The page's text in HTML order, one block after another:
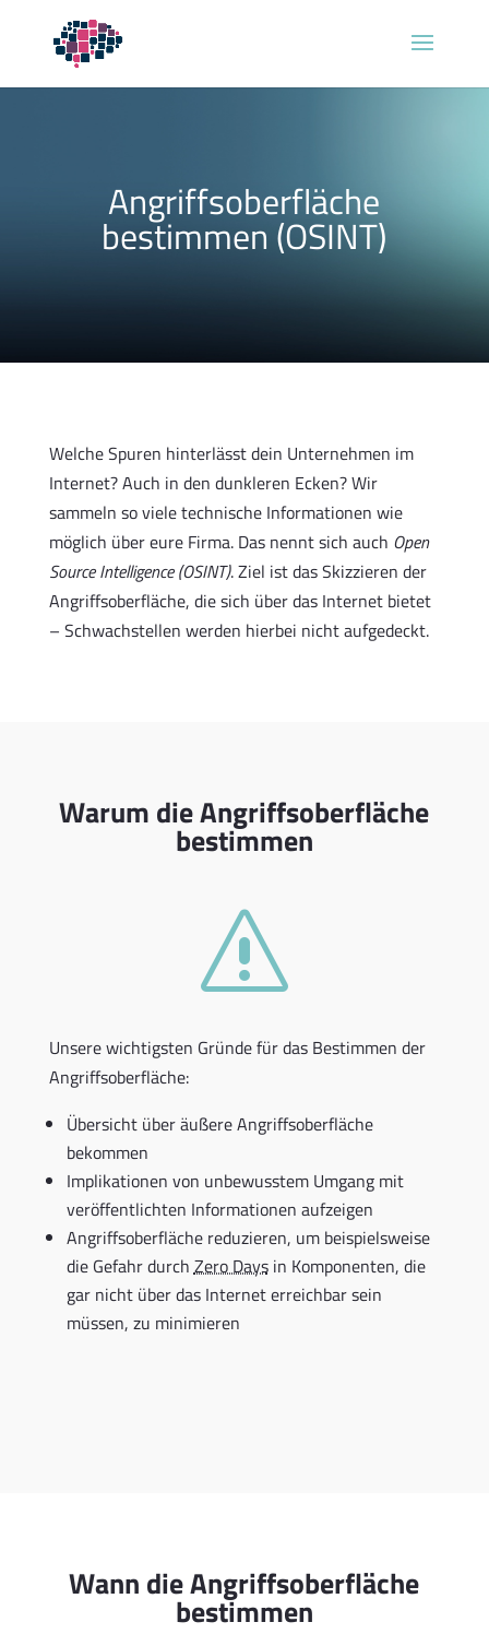
Angriffsoberfläche
bestimmen (OSINT)
Welche Spuren hinterlässt dein Unternehmen im
Internet? Auch in den dunkleren Ecken? Wir
sammeln so viele technische Informationen wie
möglich über eure Firma. Das nennt sich auch Open
Source Intelligence (OSINT). Ziel ist das Skizzieren der
Angriffsoberfläche, die sich über das Internet bietet
– Schwachstellen werden hierbei nicht aufgedeckt.
Warum die Angriffsoberfläche
bestimmen
s
Unsere wichtigsten Gründe für das Bestimmen der
Angriffsoberfläche:
Übersicht über äußere Angriffsoberfläche
bekommen
Implikationen von unbewusstem Umgang mit
veröffentlichten Informationen aufzeigen
Angriffsoberfläche reduzieren, um beispielsweise
die Gefahr durchZero Daysin Komponenten, die
gar nicht über das Internet erreichbar sein
müssen, zu minimieren
Wann die Angriffsoberfläche
bestimmen